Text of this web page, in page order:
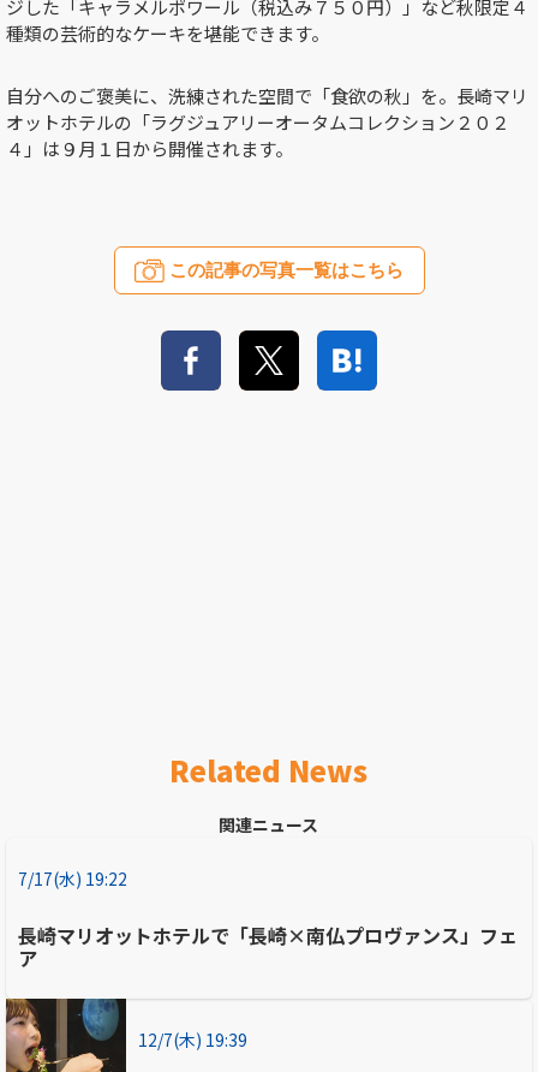
ジした「キャラメルポワール（税込み７５０円）」など秋限定４
種類の芸術的なケーキを堪能できます。
自分へのご褒美に、洗練された空間で「食欲の秋」を。長崎マリ
オットホテルの「ラグジュアリーオータムコレクション２０２
４」は９月１日から開催されます。
この記事の写真一覧はこちら
Related News
関連ニュース
7/17(水) 19:22
長崎マリオットホテルで「長崎×南仏プロヴァンス」フェ
ア
12/7(木) 19:39